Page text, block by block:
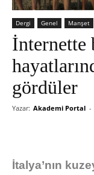
Dergi Genel Manşet
İnternette
gördüler
Yazar: Akademi Portal -
İtalya’nın